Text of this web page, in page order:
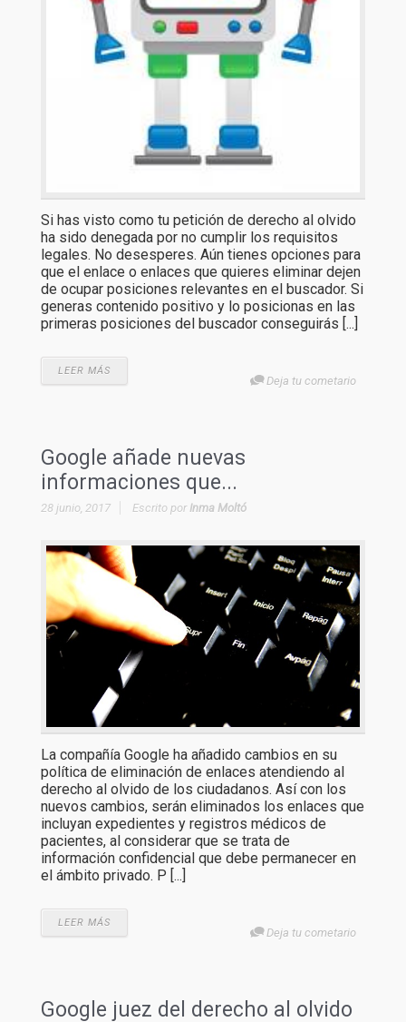
Si has visto como tu petición de derecho al olvido
ha sido denegada por no cumplir los requisitos
legales. No desesperes. Aún tienes opciones para
que el enlace o enlaces que quieres eliminar dejen
de ocupar posiciones relevantes en el buscador. Si
generas contenido positivo y lo posicionas en las
primeras posiciones del buscador conseguirás [...]
LEER MÁS
Deja tu cometario
Google añade nuevas
informaciones que...
28 junio, 2017 Escrito por Inma Moltó
La compañía Google ha añadido cambios en su
política de eliminación de enlaces atendiendo al
derecho al olvido de los ciudadanos. Así con los
nuevos cambios, serán eliminados los enlaces que
incluyan expedientes y registros médicos de
pacientes, al considerar que se trata de
información confidencial que debe permanecer en
el ámbito privado. P [...]
LEER MÁS
Deja tu cometario
Google juez del derecho al olvido